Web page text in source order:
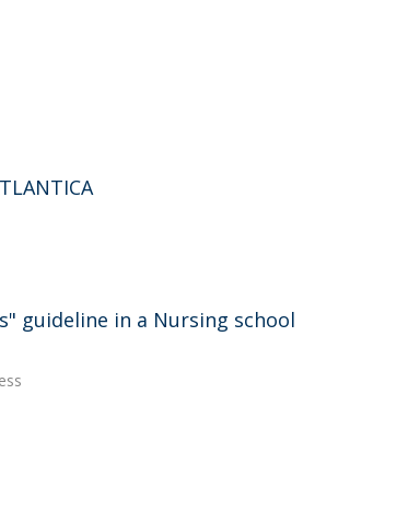
guideline in a Nursing school